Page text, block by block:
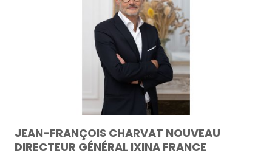
JEAN-FRANÇOIS CHARVAT NOUVEAU
DIRECTEUR GÉNÉRAL IXINA FRANCE